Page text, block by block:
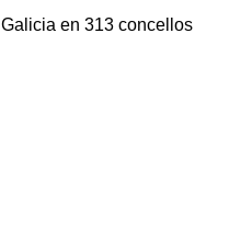
Galicia en 313 concellos